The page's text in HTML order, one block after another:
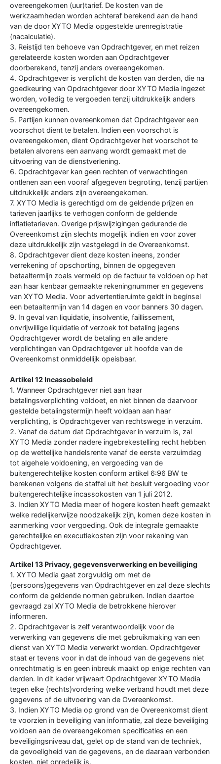
overeengekomen (uur)tarief. De kosten van de
werkzaamheden worden achteraf berekend aan de hand
van de door XYTO Media opgestelde urenregistratie
(nacalculatie).
3. Reistijd ten behoeve van Opdrachtgever, en met reizen
gerelateerde kosten worden aan Opdrachtgever
doorberekend, tenzij anders overeengekomen.
4. Opdrachtgever is verplicht de kosten van derden, die na
goedkeuring van Opdrachtgever door XYTO Media ingezet
worden, volledig te vergoeden tenzij uitdrukkelijk anders
overeengekomen.
5. Partijen kunnen overeenkomen dat Opdrachtgever een
voorschot dient te betalen. Indien een voorschot is
overeengekomen, dient Opdrachtgever het voorschot te
betalen alvorens een aanvang wordt gemaakt met de
uitvoering van de dienstverlening.
6. Opdrachtgever kan geen rechten of verwachtingen
ontlenen aan een vooraf afgegeven begroting, tenzij partijen
uitdrukkelijk anders zijn overeengekomen.
7. XYTO Media is gerechtigd om de geldende prijzen en
tarieven jaarlijks te verhogen conform de geldende
inflatietarieven. Overige prijswijzigingen gedurende de
Overeenkomst zijn slechts mogelijk indien en voor zover
deze uitdrukkelijk zijn vastgelegd in de Overeenkomst.
8. Opdrachtgever dient deze kosten ineens, zonder
verrekening of opschorting, binnen de opgegeven
betaaltermijn zoals vermeld op de factuur te voldoen op het
aan haar kenbaar gemaakte rekeningnummer en gegevens
van XYTO Media. Voor advertentieruimte geldt in beginsel
een betaaltermijn van 14 dagen en voor banners 30 dagen.
9. In geval van liquidatie, insolventie, faillissement,
onvrijwillige liquidatie of verzoek tot betaling jegens
Opdrachtgever wordt de betaling en alle andere
verplichtingen van Opdrachtgever uit hoofde van de
Overeenkomst onmiddellijk opeisbaar.
Artikel 12 Incassobeleid
1. Wanneer Opdrachtgever niet aan haar
betalingsverplichting voldoet, en niet binnen de daarvoor
gestelde betalingstermijn heeft voldaan aan haar
verplichting, is Opdrachtgever van rechtswege in verzuim.
2. Vanaf de datum dat Opdrachtgever in verzuim is, zal
XYTO Media zonder nadere ingebrekestelling recht hebben
op de wettelijke handelsrente vanaf de eerste verzuimdag
tot algehele voldoening, en vergoeding van de
buitengerechtelijke kosten conform artikel 6:96 BW te
berekenen volgens de staffel uit het besluit vergoeding voor
buitengerechtelijke incassokosten van 1 juli 2012.
3. Indien XYTO Media meer of hogere kosten heeft gemaakt
welke redelijkerwijze noodzakelijk zijn, komen deze kosten in
aanmerking voor vergoeding. Ook de integrale gemaakte
gerechtelijke en executiekosten zijn voor rekening van
Opdrachtgever.
Artikel 13 Privacy, gegevensverwerking en beveiliging
1. XYTO Media gaat zorgvuldig om met de
(persoons)gegevens van Opdrachtgever en zal deze slechts
conform de geldende normen gebruiken. Indien daartoe
gevraagd zal XYTO Media de betrokkene hierover
informeren.
2. Opdrachtgever is zelf verantwoordelijk voor de
verwerking van gegevens die met gebruikmaking van een
dienst van XYTO Media verwerkt worden. Opdrachtgever
staat er tevens voor in dat de inhoud van de gegevens niet
onrechtmatig is en geen inbreuk maakt op enige rechten van
derden. In dit kader vrijwaart Opdrachtgever XYTO Media
tegen elke (rechts)vordering welke verband houdt met deze
gegevens of de uitvoering van de Overeenkomst.
3. Indien XYTO Media op grond van de Overeenkomst dient
te voorzien in beveiliging van informatie, zal deze beveiliging
voldoen aan de overeengekomen specificaties en een
beveiligingsniveau dat, gelet op de stand van de techniek,
de gevoeligheid van de gegevens, en de daaraan verbonden
kosten, niet onredelijk is.